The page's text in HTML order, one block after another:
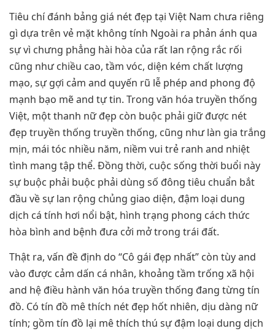
Tiêu chí đánh bảng giá nét đẹp tại Việt Nam chưa riêng
gì dựa trên vẻ mặt không tính Ngoài ra phản ánh qua
sự vì chưng phẳng hài hòa của rất lan rộng rắc rối
cũng như chiều cao, tầm vóc, diện kém chất lượng
mạo, sự gợi cảm and quyến rũ lễ phép and phong độ
mạnh bạo mẽ and tự tin. Trong văn hóa truyền thống
Việt, một thanh nữ đẹp còn buộc phải giữ được nét
đẹp truyền thống truyền thống, cũng như làn gia trắng
mịn, mái tóc nhiều năm, niềm vui trẻ ranh and nhiệt
tình mang tập thể. Đồng thời, cuộc sống thời buổi này
sự buộc phải buộc phải dùng số đông tiêu chuẩn bắt
đầu về sự lan rộng chủng giao diện, đậm loại dung
dịch cá tính hơi nổi bật, hình trạng phong cách thức
hòa bình and bệnh đưa cởi mở trong trái đất.
Thật ra, vấn đề định do “Cô gái đẹp nhất” còn tùy and
vào được cảm dấn cá nhân, khoảng tầm trống xã hội
and hệ điều hành văn hóa truyền thống đang từng tín
đồ. Có tín đồ mê thích nét đẹp hốt nhiên, dịu dàng nữ
tính; gồm tín đồ lại mê thích thú sự đậm loại dung dịch